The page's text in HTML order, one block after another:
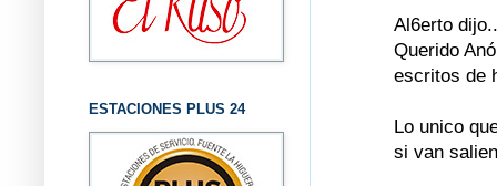
Al6erto
Querido
escritos de
Lo unico
si van
ESTACIONES PLUS 24